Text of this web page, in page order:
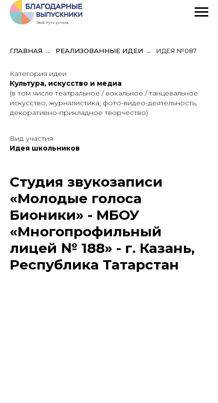
ГЛАВНАЯ → РЕАЛИЗОВАННЫЕ ИДЕИ → ИДЕЯ №087
Категория идеи
Культура, искусство и медиа
(в том числе театральное / вокальное / танцевальное
искусство, журналистика, фото-видео-деятельность,
декоративно-прикладное творчество)
Вид участия
Идея школьников
Студия звукозаписи
«Молодые голоса
Бионики» - МБОУ
«Многопрофильный
лицей № 188» - г. Казань,
Республика Татарстан